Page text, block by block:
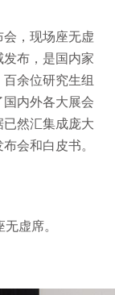
会，现场座无虚
布，是国内家
余位研究生组
内外各大展会
然汇集成庞大
会和白皮书。
虚席。